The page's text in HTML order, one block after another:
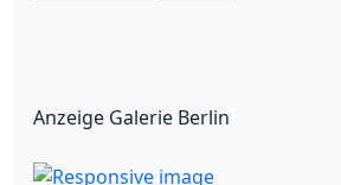
Anzeige Galerie Berlin